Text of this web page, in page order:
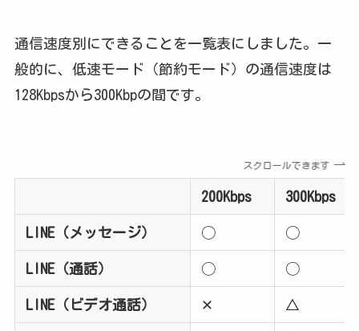
通信速度別にできることを一覧表にしました。一
般的に、低速モード（節約モード）の通信速度は
128Kbpsから300Kbpの間です。
スクロールできます
200Kbps 300Kbps
LINE（メッセージ） ◯ ◯
LINE（通話） ◯ ◯
LINE（ビデオ通話） ✕ △